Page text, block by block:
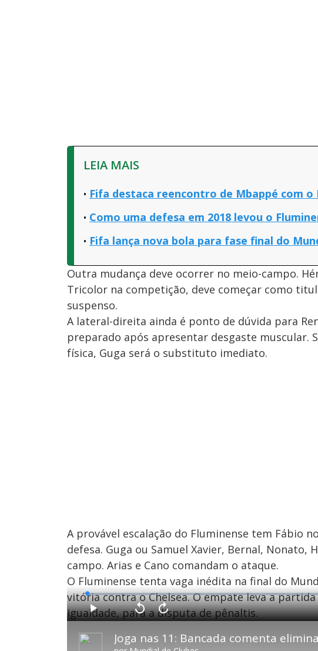
LEIA MAIS
Fifa destaca reencontro de Mbappé com o
Como uma defesa em 2018 levou o
Fifa lança nova bola para fase final do
Outra mudança deve ocorrer no meio-campo.
Tricolor na competição, deve começar como
suspenso.
A lateral-direita ainda é ponto de dúvida para
preparado após apresentar desgaste muscular.
física, Guga será o substituto imediato.
A provável escalação do Fluminense tem Fábio
defesa. Guga ou Samuel Xavier, Bernal, Nonato,
campo. Arias e Cano comandam o ataque.
O Fluminense tenta vaga inédita na final do
vitória contra o Chelsea. O empate leva a
igualdade, para a disputa de pênaltis.
P
l
y
V
o
t
a
A
v
n
L
o
a
d
e
0
.